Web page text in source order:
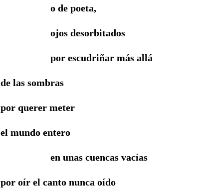
o de poeta,
ojos desorbitados
por escudriñar más allá
de las sombras
por querer meter
el mundo entero
en unas cuencas vacías
por oír el canto nunca oído